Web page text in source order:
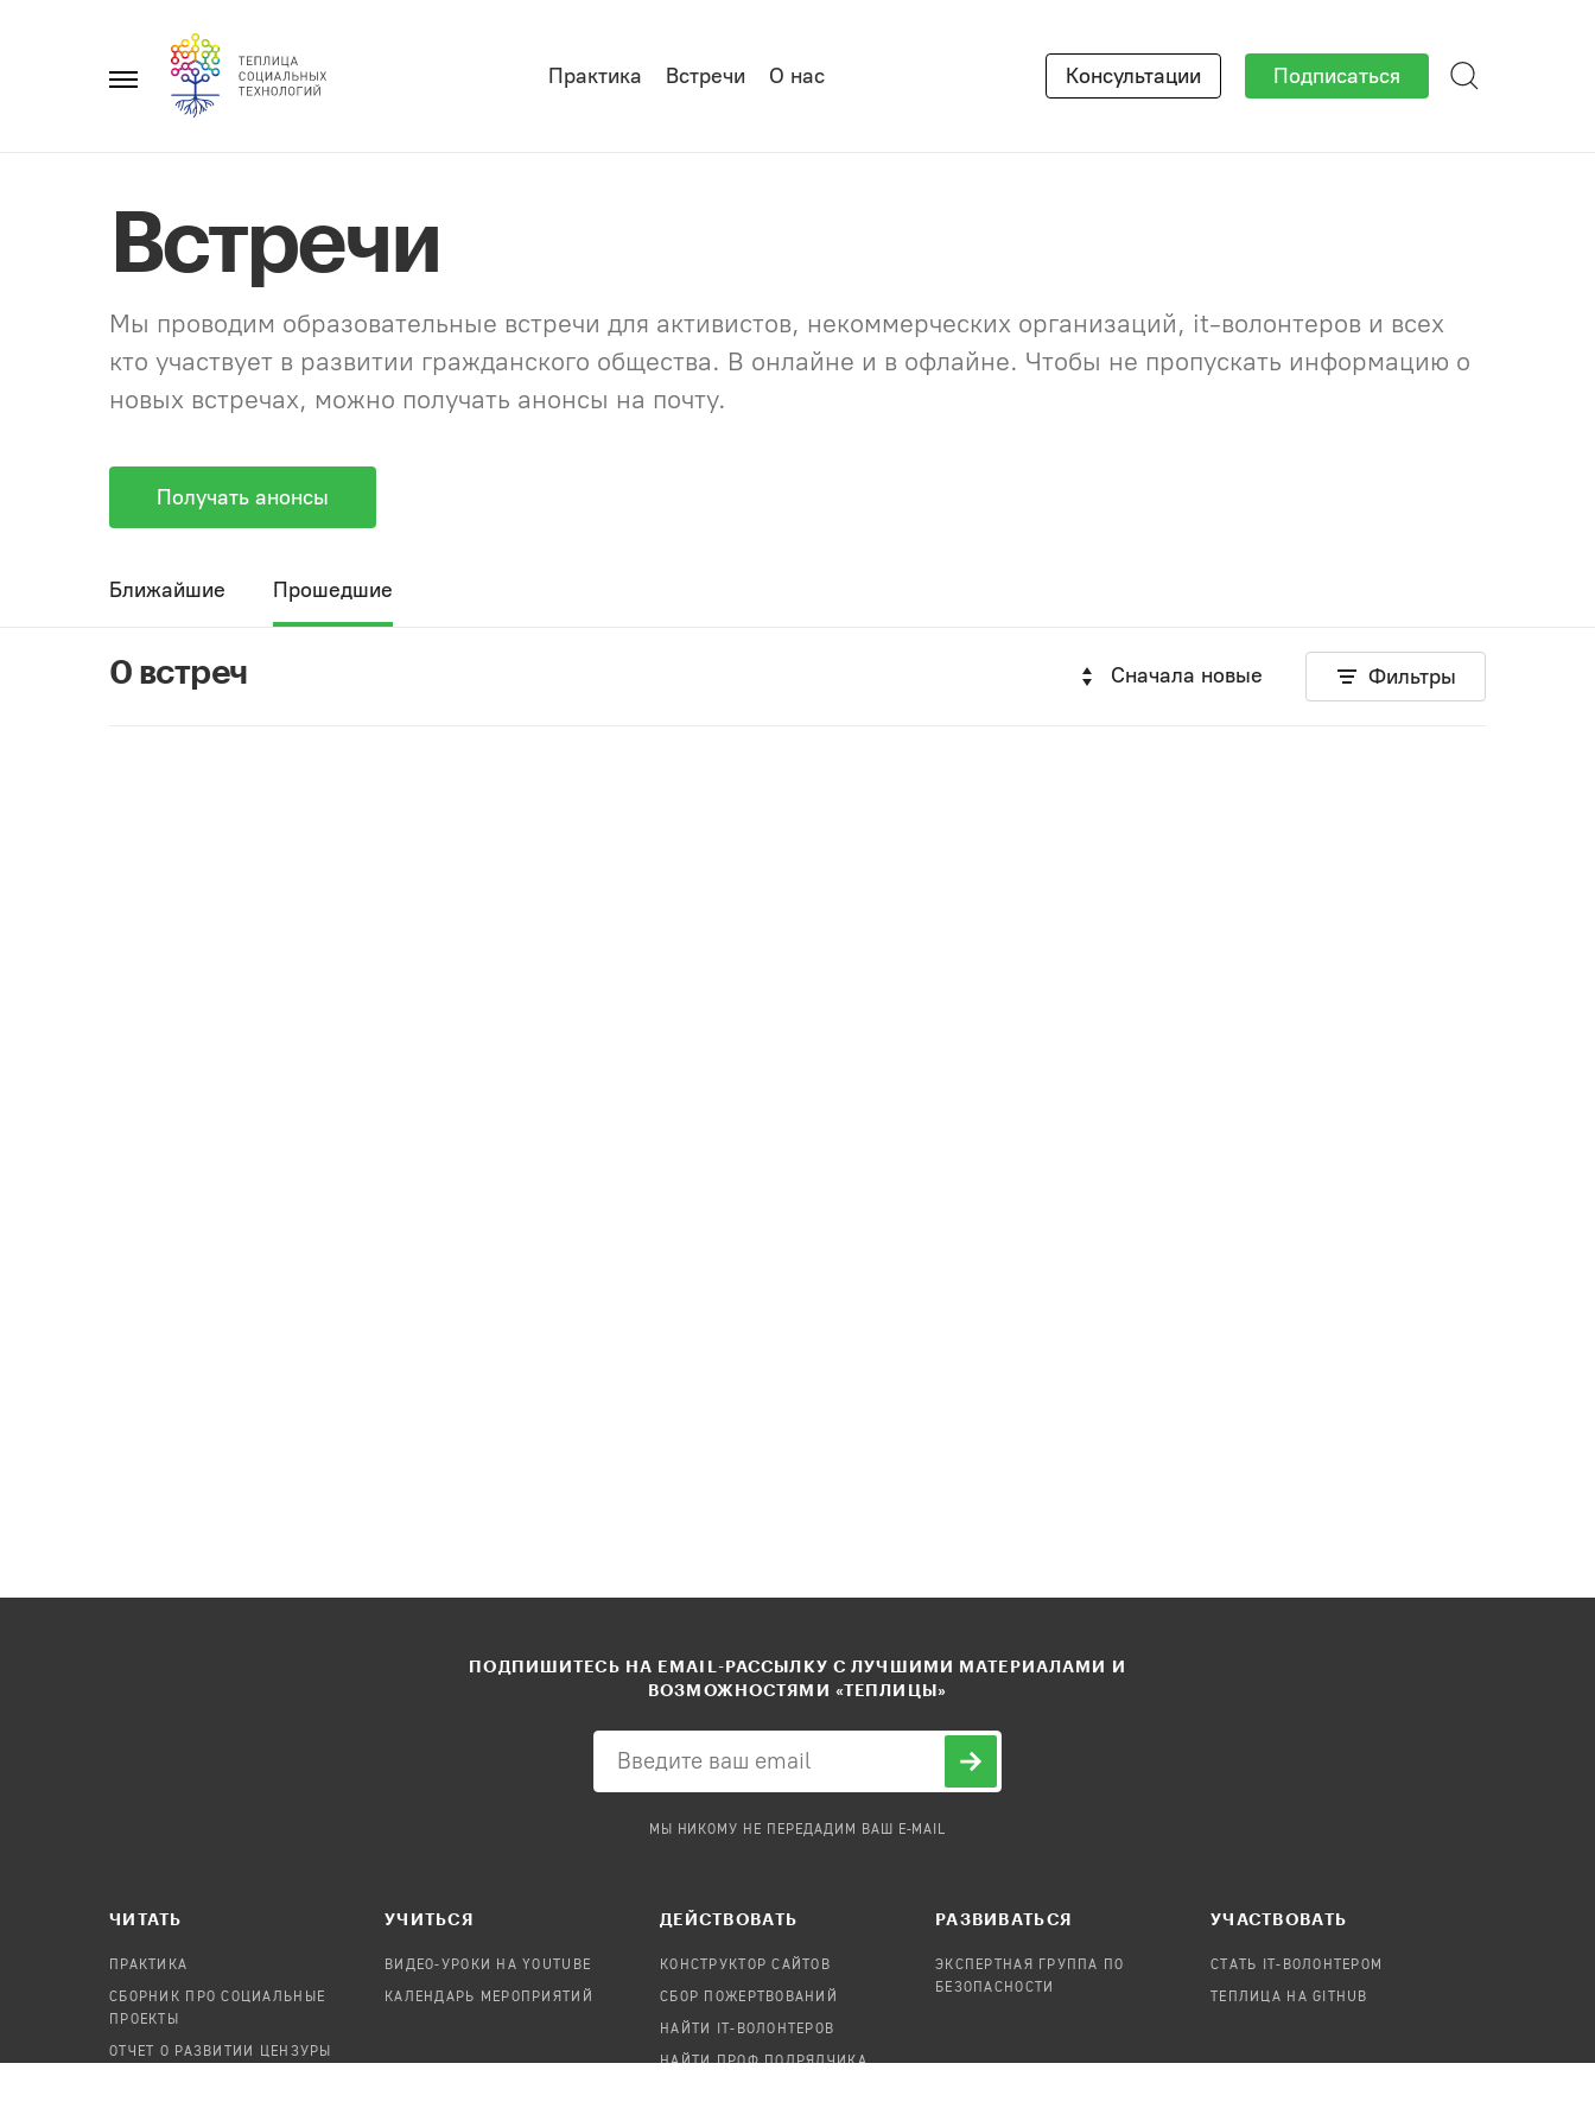
Главное
Практика Встречи О нас Консультации Подписаться
Встречи
Мы проводим образовательные встречи для активистов, некоммерческих организаций, it-волонтеров и всех
кто участвует в развитии гражданского общества. В онлайне и в офлайне. Чтобы не пропускать информацию о
новых встречах, можно получать анонсы на почту.
Получать анонсы
Ближайшие Прошедшие
0 встреч Сначала новые Фильтры
ПОДПИШИТЕСЬ НА EMAIL-РАССЫЛКУ С ЛУЧШИМИ МАТЕРИАЛАМИ И
ВОЗМОЖНОСТЯМИ «ТЕПЛИЦЫ»
МЫ НИКОМУ НЕ ПЕРЕДАДИМ ВАШ E-MAIL
ЧИТАТЬ
ПРАКТИКА
СБОРНИК ПРО СОЦИАЛЬНЫЕ
ПРОЕКТЫ
ОТЧЕТ О РАЗВИТИИ ЦЕНЗУРЫ
УЧИТЬСЯ
ВИДЕО-УРОКИ НА YOUTUBE
КАЛЕНДАРЬ МЕРОПРИЯТИЙ
ДЕЙСТВОВАТЬ
КОНСТРУКТОР САЙТОВ
СБОР ПОЖЕРТВОВАНИЙ
НАЙТИ IT-ВОЛОНТЕРОВ
НАЙТИ ПРОФ.ПОДРЯДЧИКА
РАЗВИВАТЬСЯ
ЭКСПЕРТНАЯ ГРУППА ПО
БЕЗОПАСНОСТИ
УЧАСТВОВАТЬ
СТАТЬ IT-ВОЛОНТЕРОМ
ТЕПЛИЦА НА GITHUB